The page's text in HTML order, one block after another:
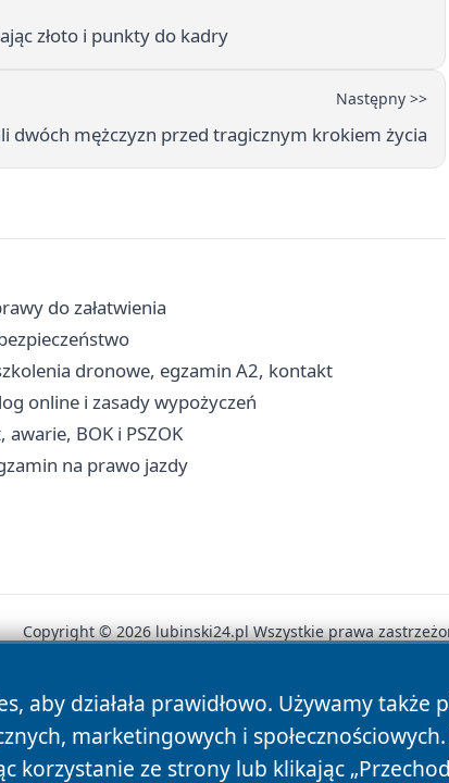
złoto i punkty do kadry
Następny >>
dwóch mężczyzn przed tragicznym krokiem życia
do załatwienia
dronowe, egzamin A2, kontakt
online i zasady wypożyczeń
BOK i PSZOK
na prawo jazdy
aby działała prawidłowo. Używamy
marketingowych i
korzystanie ze strony lub klikając
Copyright © 2026 lubinski24.pl Wszystkie prawa
Autorzy Polityka Prywatności Polityka